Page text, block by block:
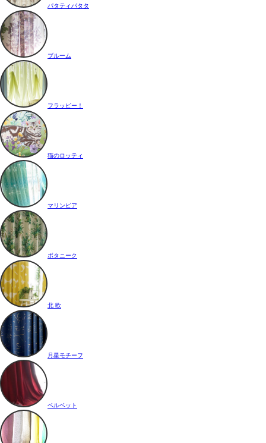
パタティパタタ
ブルーム
フラッピー！
猫のロッティ
マリンピア
ボタニーク
北 欧
月星モチーフ
ベルベット